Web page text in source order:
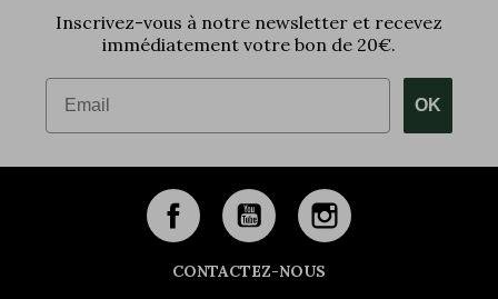
Inscrivez-vous à notre newsletter et recevez
immédiatement votre bon de 20€.
Email
OK
CONTACTEZ-NOUS